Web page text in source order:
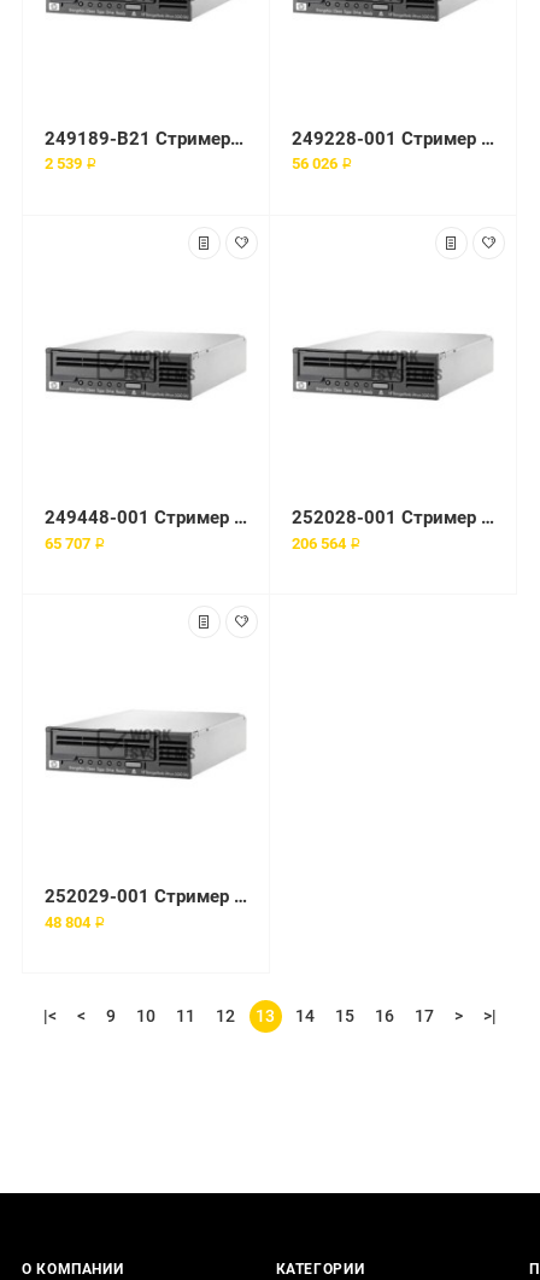
249189-B21 Стример HP 100/200-GB AIT3 INT LVD
2 539 ₽
249228-001 Стример 35/70-GB AIT Int 8mm Tape
56 026 ₽
249448-001 Стример 35/70-GB AIT Int IDE
65 707 ₽
252028-001 Стример AIT-3 100/200-GB SCSI LVD
206 564 ₽
252029-001 Стример HP 100/200-GB AIT3 INT LVD
48 804 ₽
|< < 9 10 11 12 13 14 15 16 17 > >|
О КОМПАНИИ КАТЕГОРИИ